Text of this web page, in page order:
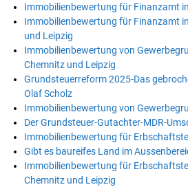
Immobilienbewertung für Finanzamt
Immobilienbewertung für Finanzamt
und Leipzig
Immobilienbewertung von
Chemnitz und Leipzig
Grundsteuerreform 2025-Das
Olaf Scholz
Immobilienbewertung von
Der Grundsteuer-Gutachter-MDR-
Immobilienbewertung für
Gibt es baureifes Land im
Immobilienbewertung für
Chemnitz und Leipzig